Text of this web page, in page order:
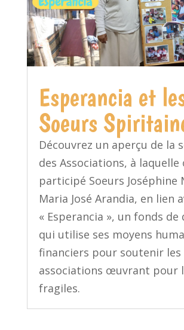
Esperancia et
Soeurs
Découvrez un aperçu de la
des Associations, à laquelle
participé Soeurs Joséphine
Maria José Arandia, en lien
« Esperancia », un fonds
qui utilise ses moyens
financiers pour soutenir les
associations œuvrant pour
fragiles.